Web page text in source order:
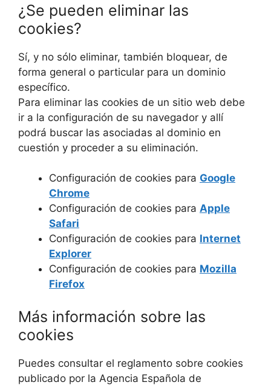
¿Se pueden eliminar las
cookies?
Sí, y no sólo eliminar, también bloquear, de
forma general o particular para un dominio
específico.
Para eliminar las cookies de un sitio web debe
ir a la configuración de su navegador y allí
podrá buscar las asociadas al dominio en
cuestión y proceder a su eliminación.
Configuración de cookies para Google
Chrome
Configuración de cookies para Apple
Safari
Configuración de cookies para Internet
Explorer
Configuración de cookies para Mozilla
Firefox
Más información sobre las
cookies
Puedes consultar el reglamento sobre cookies
publicado por la Agencia Española de